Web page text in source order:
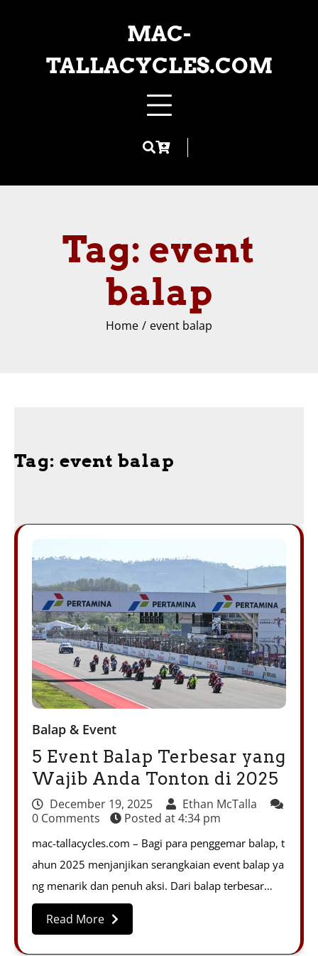
MAC-
TALLACYCLES.COM
Tag: event
balap
Home event balap
Tag: event balap
Balap & Event
5 Event Balap Terbesar yang
Wajib Anda Tonton di 2025
December 19, 2025
Ethan McTalla
0 Comments
Posted at4:34 pm
mac-tallacycles.com – Bagi para penggemar balap, t
ahun 2025 menjanjikan serangkaian event balap ya
ng menarik dan penuh aksi. Dari balap terbesar…
Read More